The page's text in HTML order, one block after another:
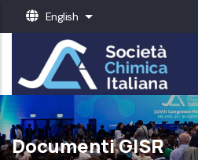
content
English List additional actions
Documenti GISR